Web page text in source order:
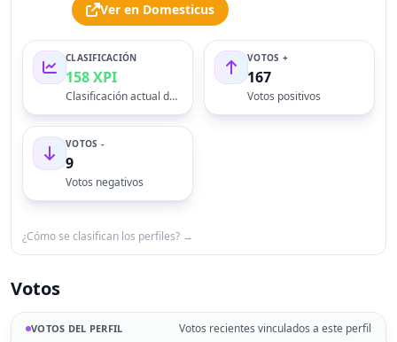
Ver en Domesticus
CLASIFICACIÓN
158 XPI
Clasificación actual del perfil
VOTOS +
167
Votos positivos
VOTOS -
9
Votos negativos
¿Cómo se clasifican los perfiles? →
Votos
VOTOS DEL PERFIL Votos recientes vinculados a este perfil